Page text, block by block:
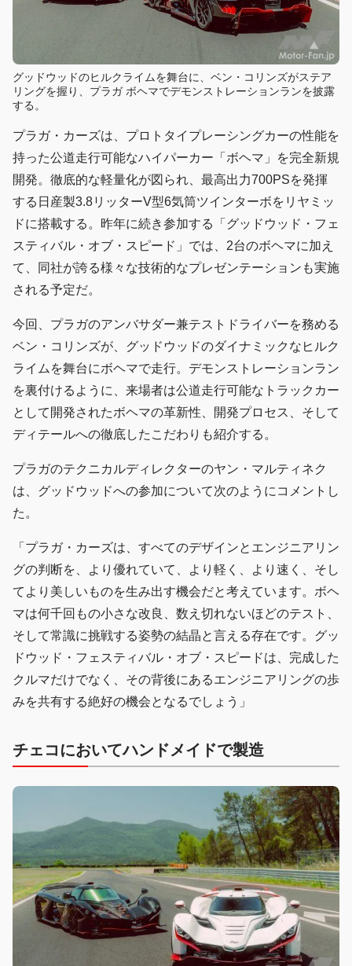
グッドウッドのヒルクライムを舞台に、ベン・コリンズがステア
リングを握り、プラガ ボヘマでデモンストレーションランを披露
する。
プラガ・カーズは、プロトタイプレーシングカーの性能を
持った公道走行可能なハイパーカー「ボヘマ」を完全新規
開発。徹底的な軽量化が図られ、最高出力700PSを発揮
する日産製3.8リッターV型6気筒ツインターボをリヤミッ
ドに搭載する。昨年に続き参加する「グッドウッド・フェ
スティバル・オブ・スピード」では、2台のボヘマに加え
て、同社が誇る様々な技術的なプレゼンテーションも実施
される予定だ。
今回、プラガのアンバサダー兼テストドライバーを務める
ベン・コリンズが、グッドウッドのダイナミックなヒルク
ライムを舞台にボヘマで走行。デモンストレーションラン
を裏付けるように、来場者は公道走行可能なトラックカー
として開発されたボヘマの革新性、開発プロセス、そして
ディテールへの徹底したこだわりも紹介する。
プラガのテクニカルディレクターのヤン・マルティネク
は、グッドウッドへの参加について次のようにコメントし
た。
「プラガ・カーズは、すべてのデザインとエンジニアリン
グの判断を、より優れていて、より軽く、より速く、そし
てより美しいものを生み出す機会だと考えています。ボヘ
マは何千回もの小さな改良、数え切れないほどのテスト、
そして常識に挑戦する姿勢の結晶と言える存在です。グッ
ドウッド・フェスティバル・オブ・スピードは、完成した
クルマだけでなく、その背後にあるエンジニアリングの歩
みを共有する絶好の機会となるでしょう」
チェコにおいてハンドメイドで製造